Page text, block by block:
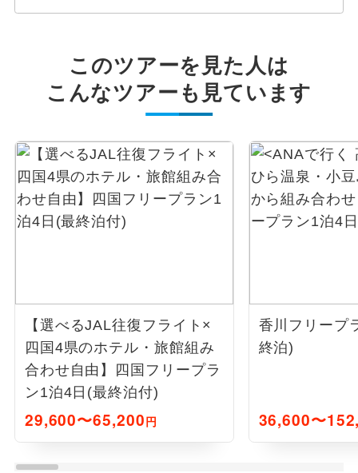
このツアーを見た人は
こんなツアーも見ています
【選べるJAL往復フライト×
四国4県のホテル・旅館組み
合わせ自由】四国フリープラ
ン1泊4日(最終泊付)
29,600〜65,200円
香川フリープ
終泊)
36,600〜